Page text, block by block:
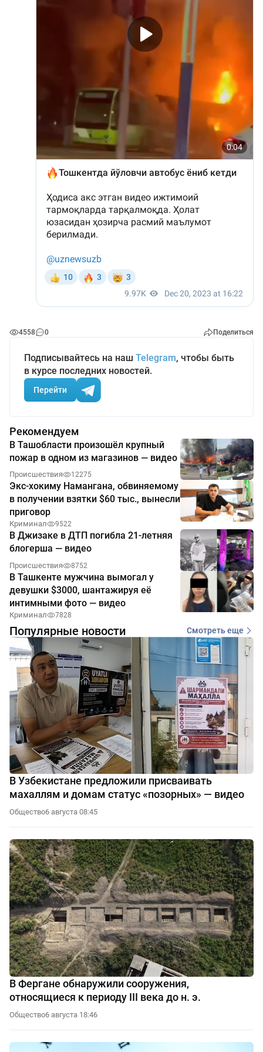
4558 0 Поделиться
Подписывайтесь на наш Telegram, чтобы быть
в курсе последних новостей.
Перейти
Рекомендуем
В Ташобласти произошёл крупный
пожар в одном из магазинов — видео
Происшествия 12275
Экс-хокиму Намангана, обвиняемому
в получении взятки $60 тыс., вынесли
приговор
Криминал 9522
В Джизаке в ДТП погибла 21-летняя
блогерша — видео
Происшествия 8752
В Ташкенте мужчина вымогал у
девушки $3000, шантажируя её
интимными фото — видео
Криминал 7828
Популярные новости Смотреть еще
В Узбекистане предложили присваивать
махаллям и домам статус «позорных» — видео
Общество6 августа 08:45
В Фергане обнаружили сооружения,
относящиеся к периоду III века до н. э.
Общество6 августа 18:46